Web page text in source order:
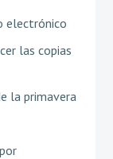
electrónico
las copias
la primavera